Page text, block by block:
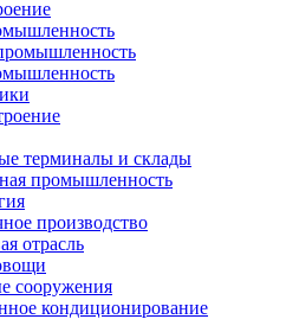
терминалы и склады
промышленность
производство
отрасль
сооружения
кондиционирование